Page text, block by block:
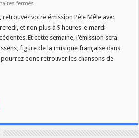
fermés
MELE
NOUVEL
HORAIRE
retrouvez votre émission Pèle Mêle avec
et non plus à 9 heures le mardi
Et cette semaine, l’émission sera
figure de la musique française dans
pourrez donc retrouver les chansons de